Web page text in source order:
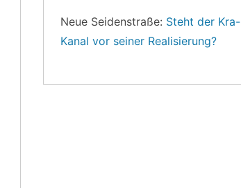
Neue Seidenstraße: Steht der Kra-
Kanal vor seiner Realisierung?